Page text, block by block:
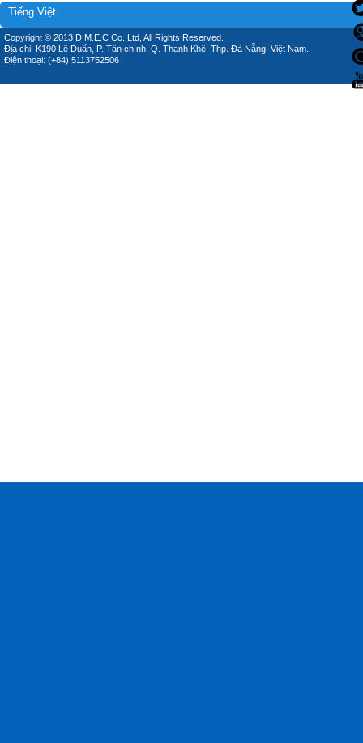
Tiếng Việt
Copyright © 2013 D.M.E.C Co.,Ltd, All Rights Reserved.
Địa chỉ: K190 Lê Duẩn, P. Tân chính, Q. Thanh Khê, Thp. Đà Nẵng, Việt Nam.
Điện thoại: (+84) 5113752506